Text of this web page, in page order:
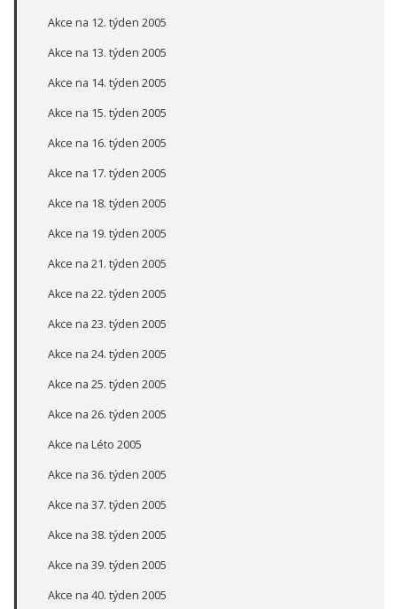
Akce na 12. týden 2005
Akce na 13. týden 2005
Akce na 14. týden 2005
Akce na 15. týden 2005
Akce na 16. týden 2005
Akce na 17. týden 2005
Akce na 18. týden 2005
Akce na 19. týden 2005
Akce na 21. týden 2005
Akce na 22. týden 2005
Akce na 23. týden 2005
Akce na 24. týden 2005
Akce na 25. týden 2005
Akce na 26. týden 2005
Akce na Léto 2005
Akce na 36. týden 2005
Akce na 37. týden 2005
Akce na 38. týden 2005
Akce na 39. týden 2005
Akce na 40. týden 2005